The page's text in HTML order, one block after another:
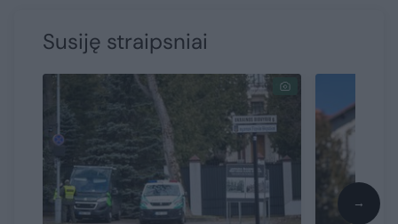
Susiję straipsniai
→